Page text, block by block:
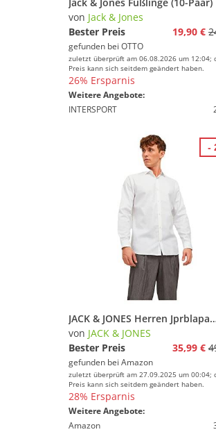
von Jack & Jones
Bester Preis
19,90 €
gefunden bei OTTO
zuletzt überprüft am 06.08.2026 um 12:04;
Preis kann sich seitdem geändert haben.
26% Ersparnis
Weitere Angebote:
INTERSPORT
JACK & JONES Herren
von JACK & JONES
Bester Preis
35,99 €
gefunden bei Amazon
zuletzt überprüft am 27.09.2025 um 00:04;
Preis kann sich seitdem geändert haben.
28% Ersparnis
Weitere Angebote:
Amazon
-